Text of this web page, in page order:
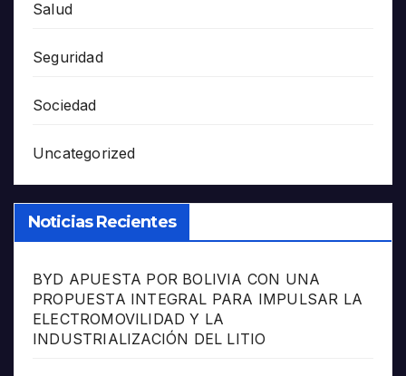
Salud
Seguridad
Sociedad
Uncategorized
Noticias Recientes
BYD APUESTA POR BOLIVIA CON UNA
PROPUESTA INTEGRAL PARA IMPULSAR LA
ELECTROMOVILIDAD Y LA
INDUSTRIALIZACIÓN DEL LITIO